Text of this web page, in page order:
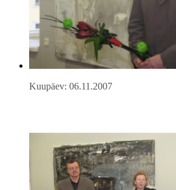
Kuupäev: 06.11.2007